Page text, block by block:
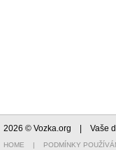
2026 © Vozka.org | Vaše
HOME | PODMÍNKY